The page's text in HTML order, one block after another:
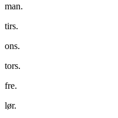
man.
tirs.
ons.
tors.
fre.
lør.